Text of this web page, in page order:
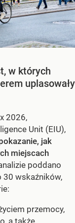
w których
uplasowały
2026,
Unit (EIU),
jak
miejscach
poddano
30 wskaźników,
przemocy,
a także